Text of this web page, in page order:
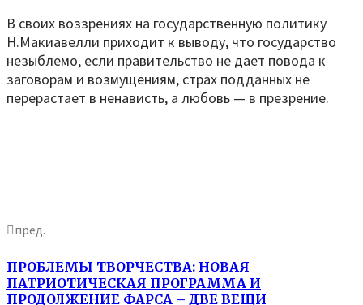
В своих воззрениях на государственную политику
Н.Макиавелли приходит к выводу, что государство
незыблемо, если правительство не дает повода к
заговорам и возмущениям, страх подданных не
перерастает в ненависть, а любовь — в презрение.
пред.
ПРОБЛЕМЫ ТВОРЧЕСТВА: НОВАЯ
ПАТРИОТИЧЕСКАЯ ПРОГРАММА И
ПРОДОЛЖЕНИЕ ФАРСА – ДВЕ ВЕЩИ